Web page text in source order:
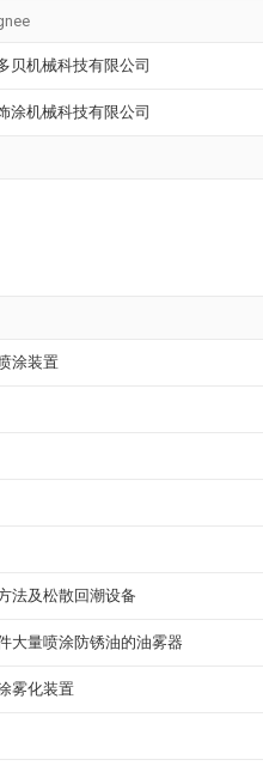
贝机械科技有限公司
涂机械科技有限公司
涂装置
法及松散回潮设备
大量喷涂防锈油的油雾器
雾化装置